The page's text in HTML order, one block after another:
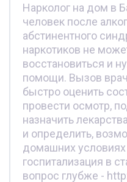
Нарколог на дом в
человек после
абстинентного
наркотиков не
восстановиться и
помощи. Вызов
быстро оценить
провести осмотр,
назначить
и определить,
домашних условиях
госпитализация в
вопрос глубже -